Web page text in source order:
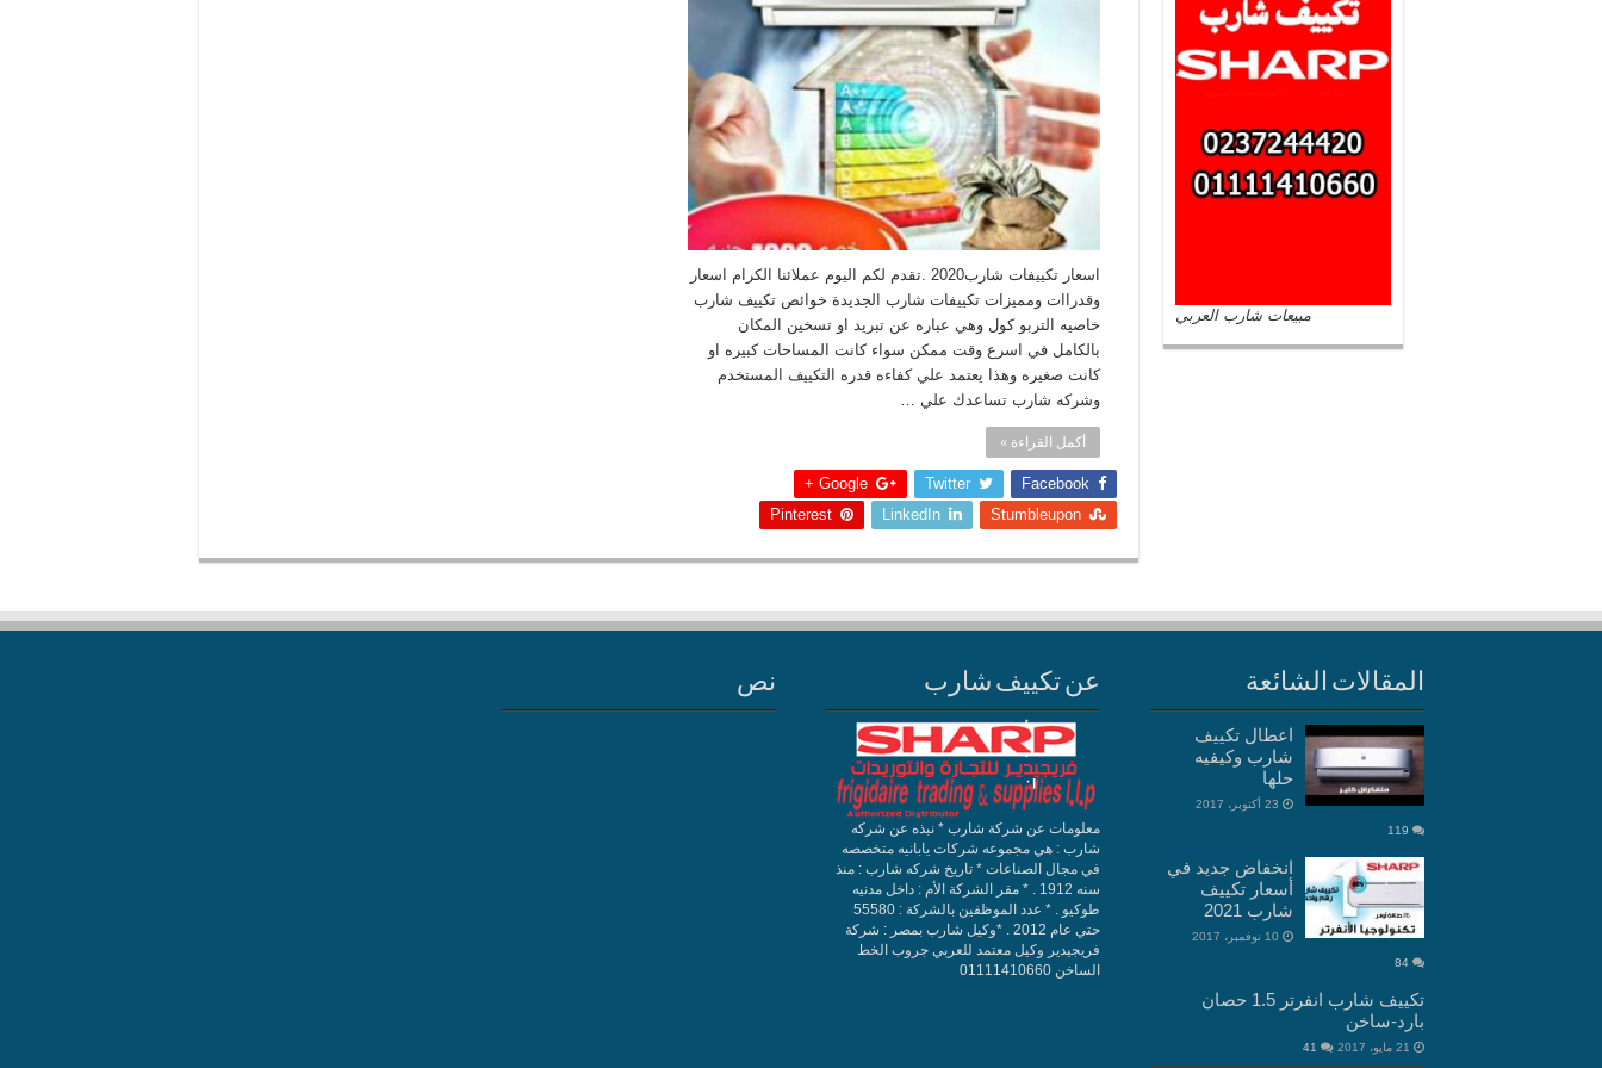
اسعار تكييفات شارب2020 .تقدم لكم اليوم عملائنا الكرام اسعار
وقدراات ومميزات تكييفات شارب الجديدة خوائص تكييف شارب
خاصيه التربو كول وهي عباره عن تبريد او تسخين المكان
بالكامل في اسرع وقت ممكن سواء كانت المساحات كبيره او
كانت صغيره وهذا يعتمد علي كفاءه قدره التكييف المستخدم
وشركه شارب تساعدك علي …
أكمل القراءة »
Facebook
Twitter
Google +
Stumbleupon
LinkedIn
Pinterest
مبيعات شارب العربي
المقالات الشائعة
اعطال تكييف
شارب وكيفيه
حلها
23 أكتوبر، 2017
119
انخفاض جديد في
أسعار تكييف
شارب 2021
10 نوفمبر، 2017
84
تكييف شارب انفرتر 1.5 حصان
بارد-ساخن
21 مايو، 2017 41
عن تكييف شارب
معلومات عن شركة شارب * نبذه عن شركه
شارب : هي مجموعه شركات يابانيه متخصصه
في مجال الصناعات * تاريخ شركه شارب : منذ
سنه 1912 . * مقر الشركة الأم : داخل مدنيه
طوكيو . * عدد الموظفين بالشركة : 55580
حتي عام 2012 . *وكيل شارب بمصر : شركة
فريجيدير وكيل معتمد للعربي جروب الخط
الساخن 01111410660
نص